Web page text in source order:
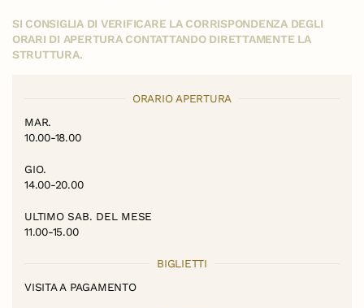
SI CONSIGLIA DI VERIFICARE LA CORRISPONDENZA DEGLI
ORARI DI APERTURA CONTATTANDO DIRETTAMENTE LA
STRUTTURA.
ORARIO APERTURA
MAR.
10.00-18.00
GIO.
14.00-20.00
ULTIMO SAB. DEL MESE
11.00-15.00
BIGLIETTI
VISITA A PAGAMENTO